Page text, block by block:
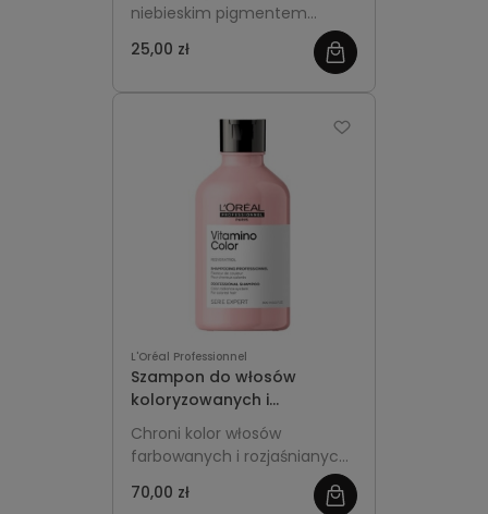
niebieskim pigmentem
przeznaczony do ciemnych
odcieni blond.
pigmenty należy zmieszać z
maską BLONDIFIER w celu
neutralizacji miedzianych
25,00 zł
L'Oréal Professionnel
Szampon do włosów
koloryzowanych i
rozjaśnianych 300ml L'Oréal
Professionnel Vitamino
Color
Chroni kolor włosów
farbowanych i rozjaśnianych,
zapobiega blaknięciu i nadaje
intensywny blask. Delikatnie
70,00 zł